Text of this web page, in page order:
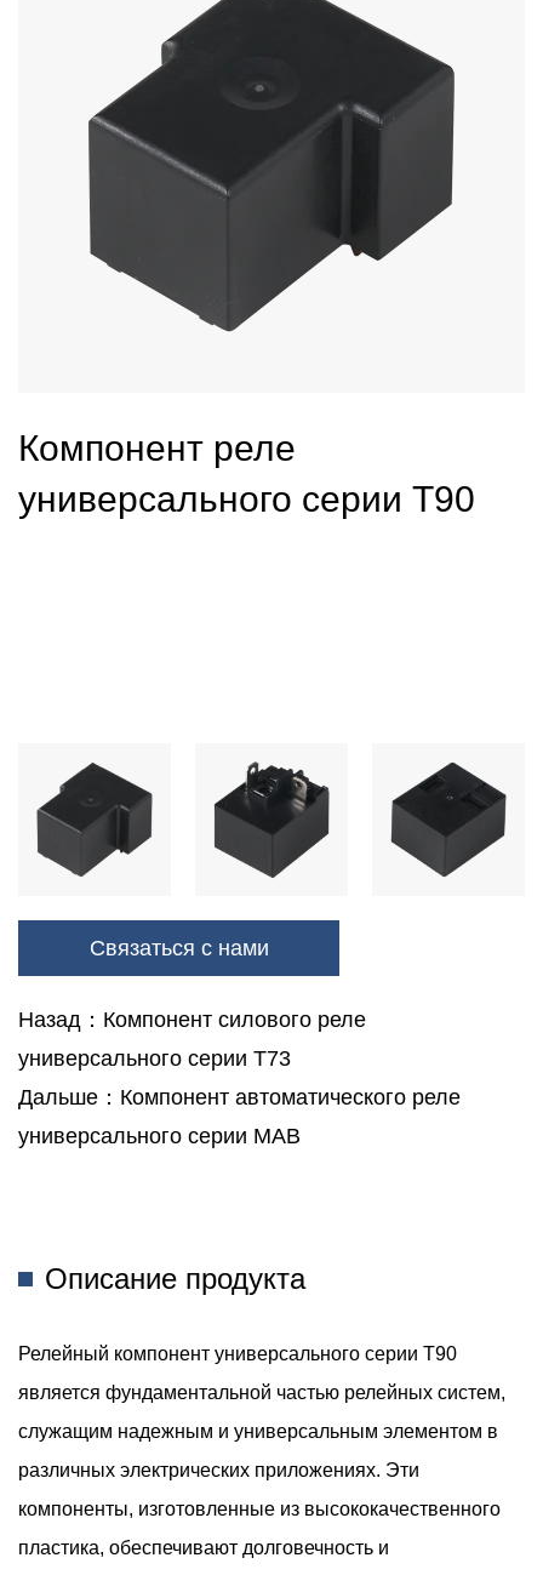
Компонент реле
универсального серии T90
Связаться с нами
Назад：Компонент силового реле
универсального серии T73
Дальше：Компонент автоматического реле
универсального серии MAB
Описание продукта
Релейный компонент универсального серии T90
является фундаментальной частью релейных систем,
служащим надежным и универсальным элементом в
различных электрических приложениях. Эти
компоненты, изготовленные из высококачественного
пластика, обеспечивают долговечность и